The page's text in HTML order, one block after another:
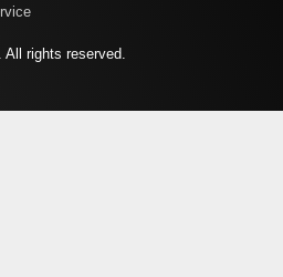
rights reserved.